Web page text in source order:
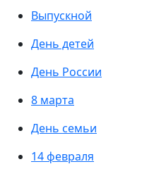
Выпускной
День детей
День России
8 марта
День семьи
14 февраля